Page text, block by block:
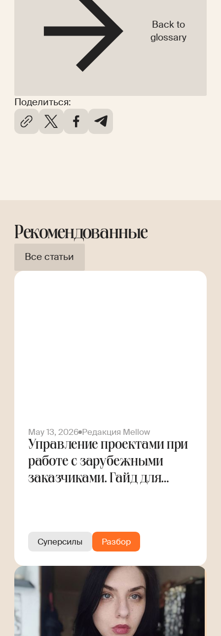
Поделиться:
Back to
glossary
Рекомендованные
Все статьи
May 13, 2026 Редакция Mellow
Управление проектами при
работе с зарубежными
заказчиками. Гайд для
Суперсилы Разбор